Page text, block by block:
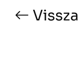
Vissza